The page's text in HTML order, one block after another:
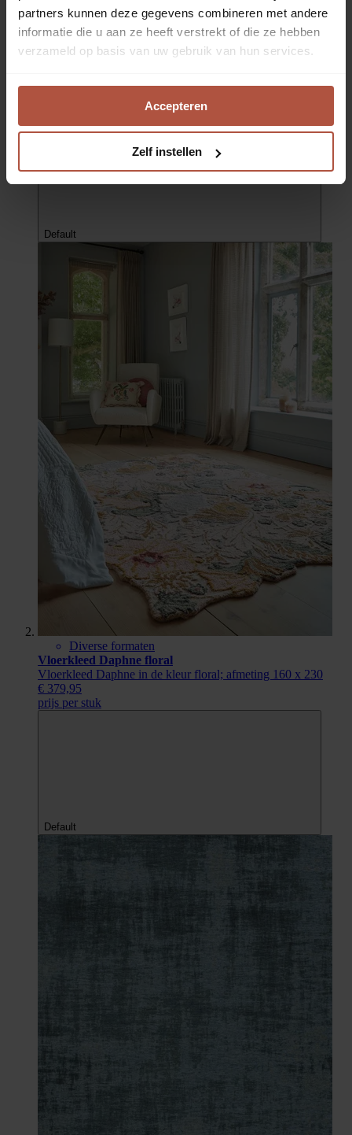
partners kunnen deze gegevens combineren met andere
informatie die u aan ze heeft verstrekt of die ze hebben
verzameld op basis van uw gebruik van hun services.
Accepteren
Zelf instellen
Diverse formaten
Vloerkleed Tulis blauw
Default
Diverse formaten
Vloerkleed Daphne floral
Vloerkleed Daphne in de kleur floral; afmeting 160 x 230
€ 379,95
prijs per stuk
Default